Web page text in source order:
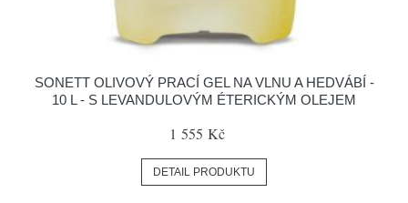
SONETT OLIVOVÝ PRACÍ GEL NA VLNU A HEDVÁBÍ -
10 L - S LEVANDULOVÝM ÉTERICKÝM OLEJEM
1 555 Kč
DETAIL PRODUKTU